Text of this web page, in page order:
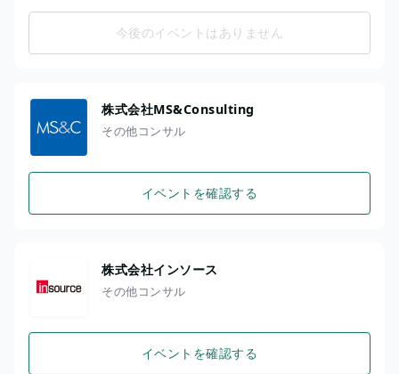
今後のイベントはありません
株式会社MS&Consulting
その他コンサル
イベントを確認する
株式会社インソース
その他コンサル
イベントを確認する